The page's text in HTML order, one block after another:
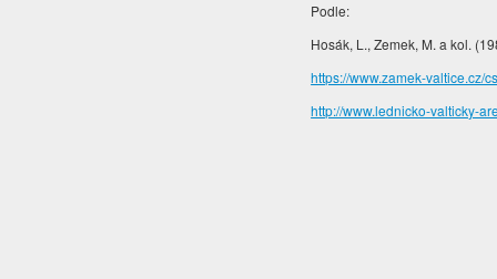
Podle:
Hosák, L., Zemek, M. a kol.
https://www.zamek-valtice.cz/
http://www.lednicko-valticky-